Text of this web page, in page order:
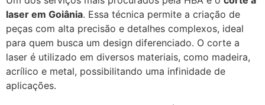
laser em Goiânia. Essa técnica permite a criação de
peças com alta precisão e detalhes complexos, ideal
para quem busca um design diferenciado. O corte a
laser é utilizado em diversos materiais, como madeira,
acrílico e metal, possibilitando uma infinidade de
aplicações.